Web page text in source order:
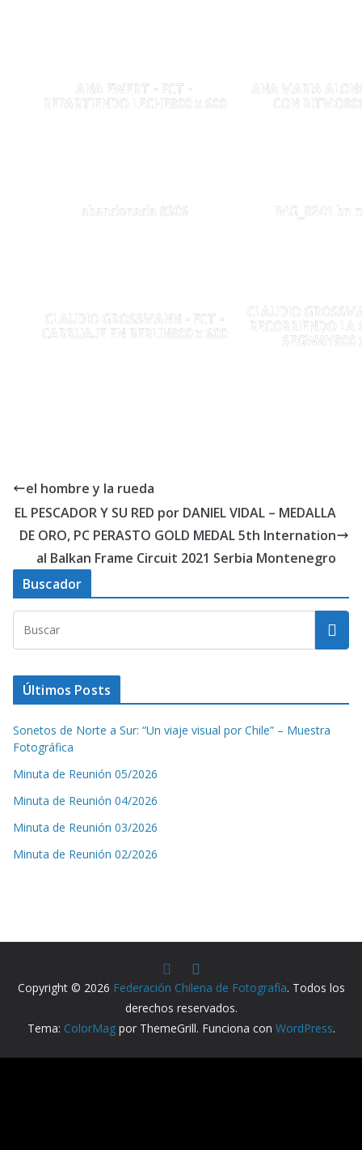
ANA EWERT - FCT -
REPARTIENDO LECHE800 x 600
ANA MARIA
CON
abandonada 8306 IMG_8241 bn
CLAUDIO GROSSMANN - FCT -
CARRUAJE EN BERLIN800 x 600
CLAUDIO
RECORRIENDO LA
SEGWAY800
el hombre y la rueda
EL PESCADOR Y SU RED por DANIEL VIDAL – MEDALLA
DE ORO, PC PERASTO GOLD MEDAL 5th Internation
al Balkan Frame Circuit 2021 Serbia Montenegro
Buscador
Últimos Posts
Sonetos de Norte a Sur: “Un viaje visual por Chile” – Muestra
Fotográfica
Minuta de Reunión 05/2026
Minuta de Reunión 04/2026
Minuta de Reunión 03/2026
Minuta de Reunión 02/2026
Copyright © 2026 Federación Chilena de Fotografía. Todos los
derechos reservados.
Tema: ColorMagpor ThemeGrill. Funciona con WordPress.